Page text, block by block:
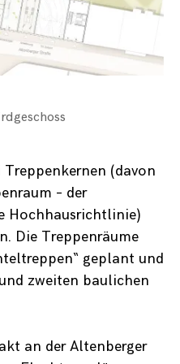
(davon
– der
Hochhausrichtlinie)
Die Treppenräume
geplant und
zweiten baulichen
an der Altenberger